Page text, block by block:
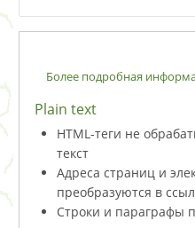
Более подробная
Plain text
HTML-теги не
текст
Адреса страниц и
преобразуются в
Строки и параграфы